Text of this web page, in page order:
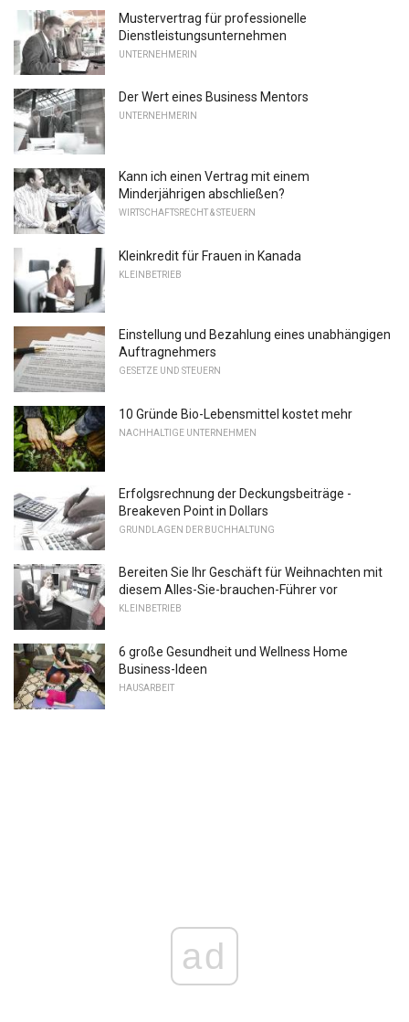
Mustervertrag für professionelle
Dienstleistungsunternehmen
UNTERNEHMERIN
Der Wert eines Business Mentors
UNTERNEHMERIN
Kann ich einen Vertrag mit einem
Minderjährigen abschließen?
WIRTSCHAFTSRECHT & STEUERN
Kleinkredit für Frauen in Kanada
KLEINBETRIEB
Einstellung und Bezahlung eines unabhängigen
Auftragnehmers
GESETZE UND STEUERN
10 Gründe Bio-Lebensmittel kostet mehr
NACHHALTIGE UNTERNEHMEN
Erfolgsrechnung der Deckungsbeiträge -
Breakeven Point in Dollars
GRUNDLAGEN DER BUCHHALTUNG
Bereiten Sie Ihr Geschäft für Weihnachten mit
diesem Alles-Sie-brauchen-Führer vor
KLEINBETRIEB
6 große Gesundheit und Wellness Home
Business-Ideen
HAUSARBEIT
ad